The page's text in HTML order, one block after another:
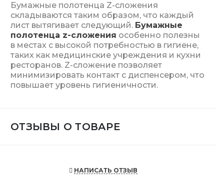
Бумажные полотенца Z-сложения
складываются таким образом, что каждый
лист вытягивает следующий. Бумажные
полотенца z-сложения особенно полезны
в местах с высокой потребностью в гигиене,
таких как медицинские учреждения и кухни
ресторанов. Z-сложение позволяет
минимизировать контакт с диспенсером, что
повышает уровень гигиеничности.
ОТЗЫВЫ О ТОВАРЕ
НАПИСАТЬ ОТЗЫВ